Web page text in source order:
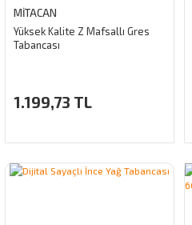
MİTACAN
Yüksek Kalite Z Mafsallı Gres
Tabancası
1.199,73 TL